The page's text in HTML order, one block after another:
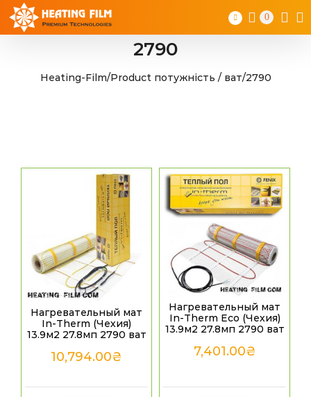
Skip
0
2790
Heating-Film/Product потужність / ват/2790
Нагревательный мат
In-Therm (Чехия)
13.9м2 27.8мп 2790 ват
10,794.00₴
Нагревательный мат
In-Therm Eco (Чехия)
13.9м2 27.8мп 2790 ват
7,401.00₴